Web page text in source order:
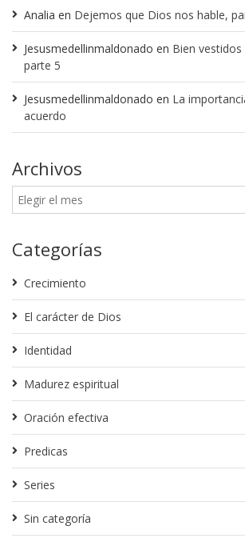
Analia en Dejemos que Dios nos hable,
Jesusmedellinmaldonado en Bien
parte 5
Jesusmedellinmaldonado en La
acuerdo
Archivos
Categorías
Crecimiento
El carácter de Dios
Identidad
Madurez espiritual
Oración efectiva
Predicas
Series
Sin categoría